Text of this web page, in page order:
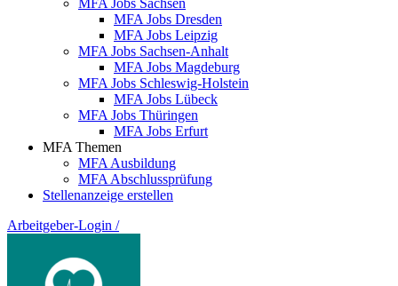
MFA Jobs Dresden
MFA Jobs Leipzig
MFA Jobs Sachsen-Anhalt
MFA Jobs Magdeburg
MFA Jobs Schleswig-Holstein
MFA Jobs Lübeck
MFA Jobs Thüringen
MFA Jobs Erfurt
MFA Themen
MFA Ausbildung
MFA Abschlussprüfung
Stellenanzeige erstellen
Arbeitgeber-Login /